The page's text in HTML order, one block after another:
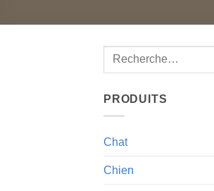
PRODUITS
Chat
Chien